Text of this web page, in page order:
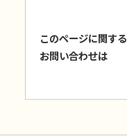
このページに関する
お問い合わせは